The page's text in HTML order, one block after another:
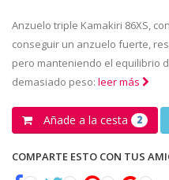
Anzuelo triple Kamakiri 86XS,
conseguir un anzuelo fuerte,
pero manteniendo el equilibrio
demasiado peso: leer más
Añade a la cesta 2
COMPARTE ESTO CON TUS